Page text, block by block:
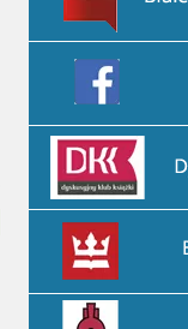
Przejdź na stronę
Przejdź na stronę
Przejdź na
Przejdź na